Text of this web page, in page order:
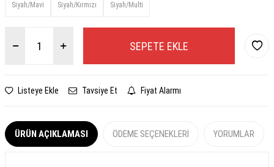
Siyah/Mavi Siyah/Kırmızı Siyah/Multi
SEPETE EKLE
Listeye Ekle Tavsiye Et Fiyat Alarmı
ÜRÜN AÇIKLAMASI ÖDEME SEÇENEKLERI YORUMLAR